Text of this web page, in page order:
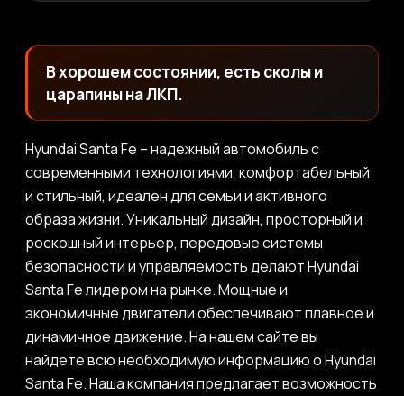
В хорошем состоянии, есть сколы и
царапины на ЛКП.
Hyundai Santa Fe – надежный автомобиль с
современными технологиями, комфортабельный
и стильный, идеален для семьи и активного
образа жизни. Уникальный дизайн, просторный и
роскошный интерьер, передовые системы
безопасности и управляемость делают Hyundai
Santa Fe лидером на рынке. Мощные и
экономичные двигатели обеспечивают плавное и
динамичное движение. На нашем сайте вы
найдете всю необходимую информацию о Hyundai
Santa Fe. Наша компания предлагает возможность